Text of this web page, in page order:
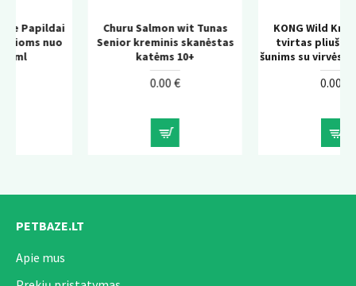
Churu Salmon wit Tunas
Senior kreminis skanėstas
katėms 10+
KONG Wild Knots Bear –
tvirtas pliušinis žaislas
šunims su virvės
PETBAZE.LT
Apie mus